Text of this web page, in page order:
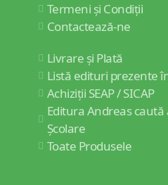
Termeni și Condiții
Contactează-ne
Livrare și Plată
Listă edituri prezente
Achiziții SEAP / SICAP
Editura Andreas
Școlare
Toate Produsele